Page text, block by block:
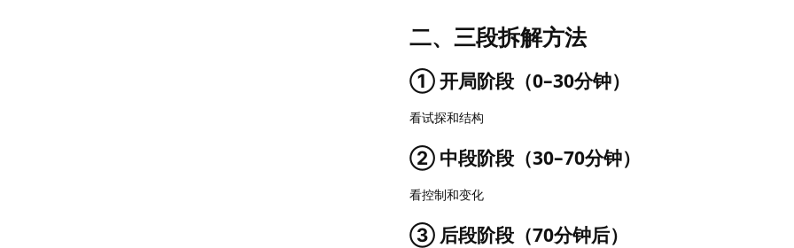
二、三段拆解方法
① 开局阶段（0–30分钟）
看试探和结构
② 中段阶段（30–70分钟）
看控制和变化
③ 后段阶段（70分钟后）